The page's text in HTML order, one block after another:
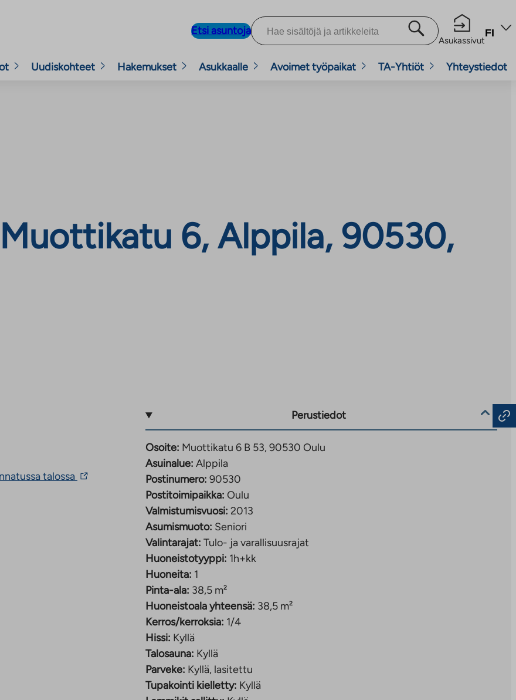
Etsi asuntoja
Asukassivut
FI
Uudiskohteet Hakemukset Asukkaalle Avoimet työpaikat TA-Yhtiöt Yhteystiedot
6, Alppila, 90530,
talossa Linkki
Perustiedot
Osoite: Muottikatu 6 B 53, 90530 Oulu
Asuinalue: Alppila
Postinumero: 90530
Postitoimipaikka: Oulu
Valmistumisvuosi: 2013
Asumismuoto: Seniori
Valintarajat: Tulo- ja varallisuusrajat
Huoneistotyyppi: 1h+kk
Huoneita: 1
Pinta-ala: 38,5 m²
Huoneistoala yhteensä: 38,5 m²
Kerros/kerroksia: 1/4
Hissi: Kyllä
Talosauna: Kyllä
Parveke: Kyllä, lasitettu
Tupakointi kielletty: Kyllä